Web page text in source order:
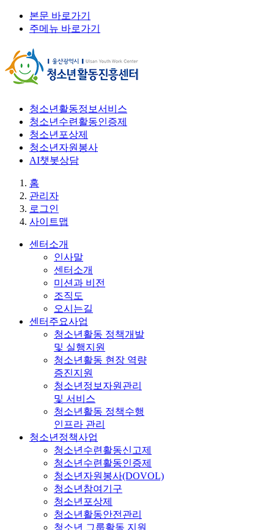
본문 바로가기
주메뉴 바로가기
청소년활동정보서비스
청소년수련활동인증제
청소년포상제
청소년자원봉사
AI챗봇상담
홈
관리자
로그인
사이트맵
센터소개
인사말
센터소개
미션과 비전
조직도
오시는길
센터주요사업
청소년활동 정책개발
및 실행지원
청소년활동 현장 역량
증진지원
청소년정보자원관리
및 서비스
청소년활동 정책수행
인프라 관리
청소년정책사업
청소년수련활동신고제
청소년수련활동인증제
청소년자원봉사(DOVOL)
청소년참여기구
청소년포상제
청소년활동안전관리
청소년 그룹활동 지원